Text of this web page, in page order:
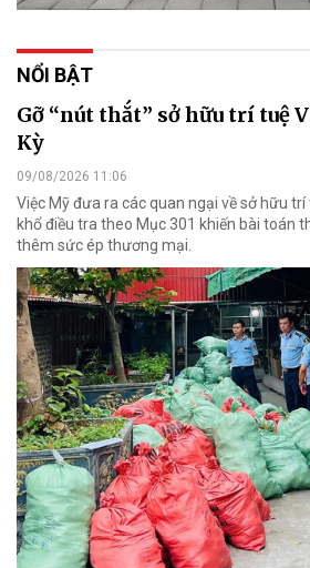
NỔI BẬT
Gỡ “nút thắt” sở hữu trí tuệ
Kỳ
09/08/2026 11:06
Việc Mỹ đưa ra các quan ngại về sở hữu
khổ điều tra theo Mục 301 khiến bài toán
thêm sức ép thương mại.